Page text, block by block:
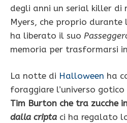
degli anni un serial killer di
Myers, che proprio
ha liberato il suo
memoria per trasformarsi
La notte di Halloween ha
foraggiare l’universo
Tim Burton che tra zucche
dalla cripta ci ha regalato